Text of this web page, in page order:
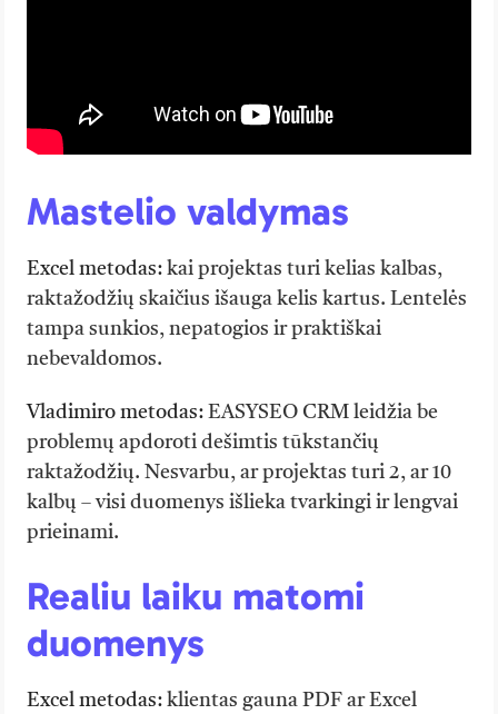
Mastelio valdymas
Excel metodas: kai projektas turi kelias kalbas,
raktažodžių skaičius išauga kelis kartus. Lentelės
tampa sunkios, nepatogios ir praktiškai
nebevaldomos.
Vladimiro metodas: EASYSEO CRM leidžia be
problemų apdoroti dešimtis tūkstančių
raktažodžių. Nesvarbu, ar projektas turi 2, ar 10
kalbų – visi duomenys išlieka tvarkingi ir lengvai
prieinami.
Realiu laiku matomi
duomenys
Excel metodas: klientas gauna PDF ar Excel